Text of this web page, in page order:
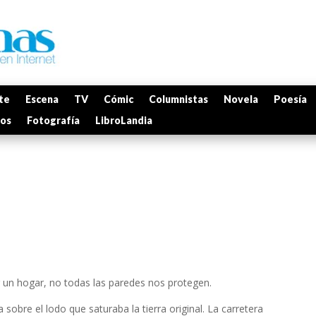
Escena TV Cómic Columnistas Novela
Poesía
Fotografía LibroLandia
hogar, no todas las paredes nos protegen.
el lodo que saturaba la tierra original. La carretera